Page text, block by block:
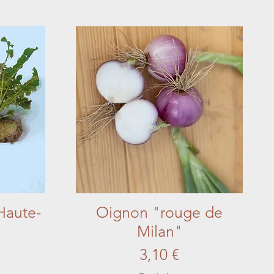
Aperçu rapide
Oignon "rouge de
Milan"
Prix
3,10 €